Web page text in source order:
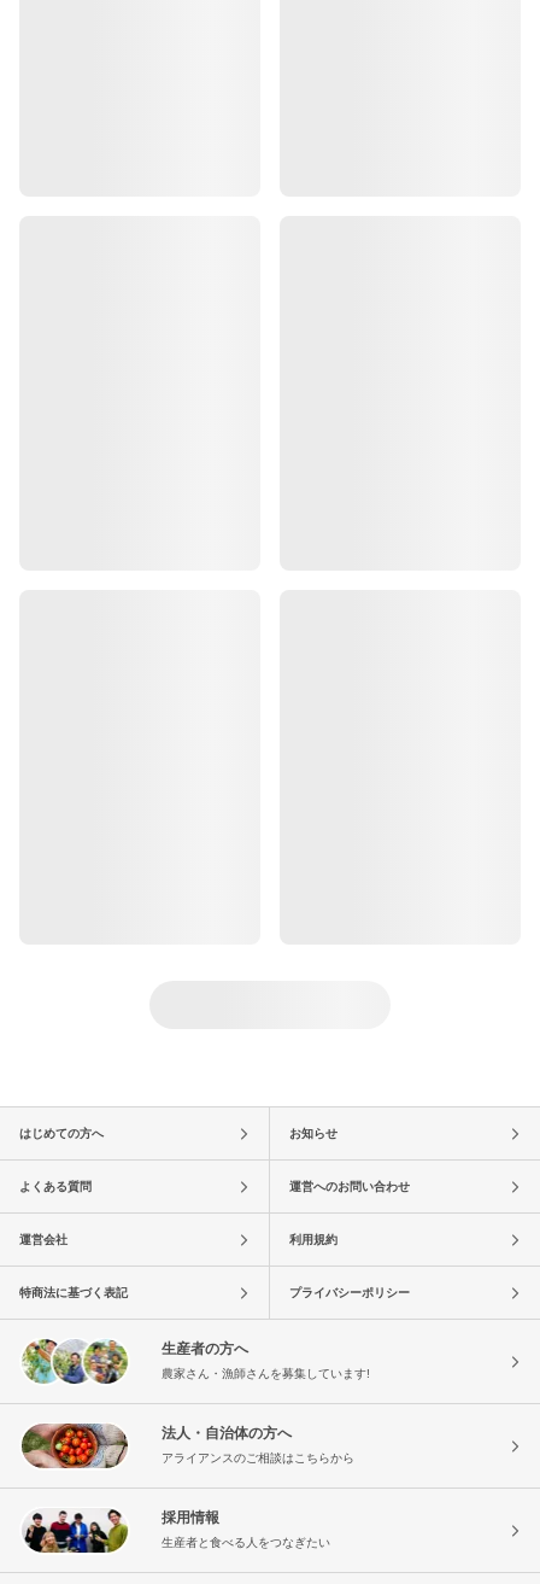
はじめての方へ お知らせ
よくある質問 運営へのお問い合わせ
運営会社 利用規約
特商法に基づく表記 プライバシーポリシー
生産者の方へ
農家さん・漁師さんを募集しています!
法人・自治体の方へ
アライアンスのご相談はこちらから
採用情報
生産者と食べる人をつなぎたい